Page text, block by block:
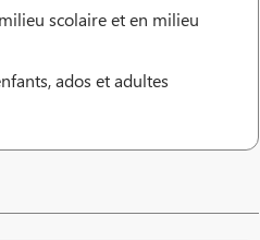
scolaire et en milieu
ados et adultes